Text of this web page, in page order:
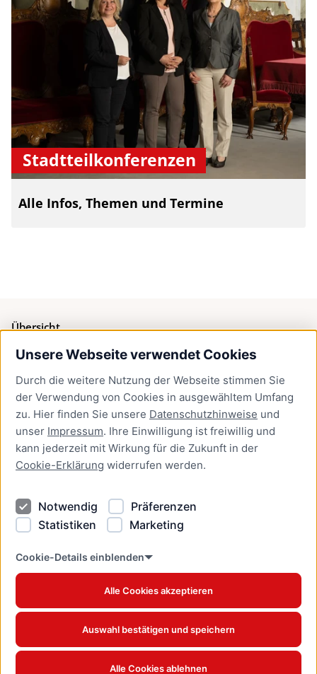
Unsere Webseite verwendet Cookies
Durch die weitere Nutzung der Webseite stimmen Sie
der Verwendung von Cookies in ausgewähltem Umfang
zu. Hier finden Sie unsere Datenschutzhinweise und
unser Impressum. Ihre Einwilligung ist freiwillig und
kann jederzeit mit Wirkung für die Zukunft in der
Cookie-Erklärung widerrufen werden.
Notwendig
Präferenzen
Statistiken
Marketing
Cookie-Details einblenden
Alle Cookies akzeptieren
Auswahl bestätigen und speichern
Alle Cookies ablehnen
Stadtteilkonferenzen
Alle Infos, Themen und Termine
Übersicht
Bürgerservice
Presse
Newsletter Lübeck:kompakt
Kontakt
Kontakt
Datenschutzhinweise
Barrierefreiheit
Cookie Erklärung
www.luebeck.de